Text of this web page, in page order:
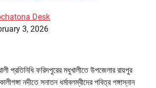
Desk
3, 2026
প্রতিনিধি ফরিদপুরের মধুখালীতে উপজেলার রায়পুর
নদীতে সনাতন ধর্মাবলম্বীদের পবিত্র গঙ্গাস্নান